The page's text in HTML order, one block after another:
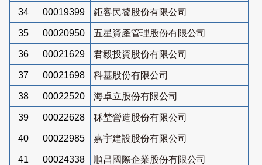
34 00019399 鉅客民饕股份有限公司
35 00020950 五星資產管理股份有限公司
36 00021629 君毅投資股份有限公司
37 00021698 科基股份有限公司
38 00022520 海卓立股份有限公司
39 00022628 秝埜營造股份有限公司
40 00022985 嘉宇建設股份有限公司
41 00024338 順昌國際企業股份有限公司